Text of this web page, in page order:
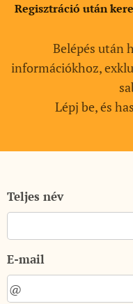
Regisztráció után
Belépés után
információkhoz,
Lépj be, és
Teljes név
E-mail